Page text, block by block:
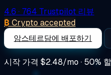
4.6 · 764 Trustpilot 리뷰
₿ Crypto accepted
암스테르담에 배포하기
시작 가격 $2.48/mo · 50%